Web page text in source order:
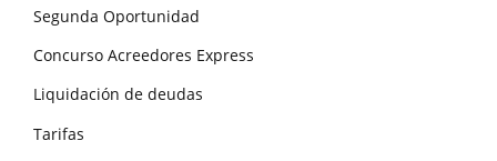
Segunda Oportunidad
Concurso Acreedores Express
Liquidación de deudas
Tarifas